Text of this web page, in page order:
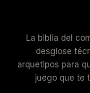
La biblia del
desglose
arquetipos para
juego que te